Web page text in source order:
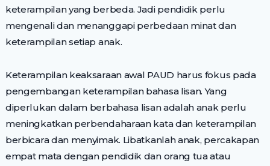
keterampilan yang berbeda. Jadi pendidik perlu
mengenali dan menanggapi perbedaan minat dan
keterampilan setiap anak.
Keterampilan keaksaraan awal PAUD harus fokus pada
pengembangan keterampilan bahasa lisan. Yang
diperlukan dalam berbahasa lisan adalah anak perlu
meningkatkan perbendaharaan kata dan keterampilan
berbicara dan menyimak. Libatkanlah anak, percakapan
empat mata dengan pendidik dan orang tua atau